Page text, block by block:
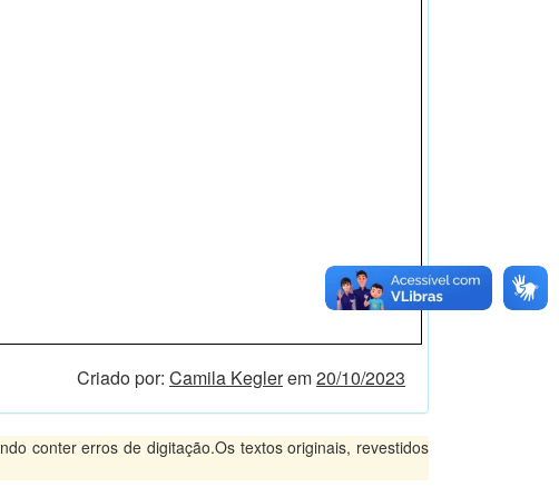
Criado por: Camila Keglerem20/10/2023
conter erros de digitação.Os textos originais, revestidos